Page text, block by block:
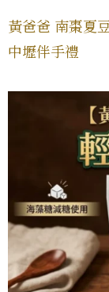
黃爸爸 南棗夏
中壢伴手禮